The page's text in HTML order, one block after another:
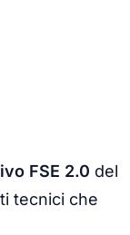
FSE 2.0 del
tecnici che